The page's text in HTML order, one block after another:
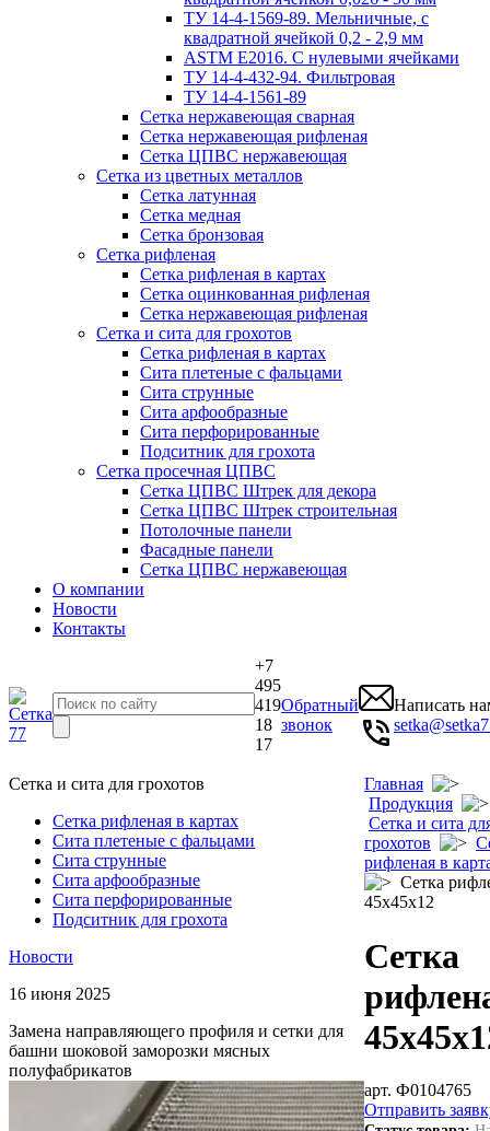
ТУ 14-4-1569-89. Мельничные, с
квадратной ячейкой 0,2 - 2,9 мм
ASTM E2016. С нулевыми ячейками
ТУ 14-4-432-94. Фильтровая
ТУ 14-4-1561-89
Сетка нержавеющая сварная
Сетка нержавеющая рифленая
Сетка ЦПВС нержавеющая
Сетка из цветных металлов
Сетка латунная
Сетка медная
Сетка бронзовая
Сетка рифленая
Сетка рифленая в картах
Сетка оцинкованная рифленая
Сетка нержавеющая рифленая
Сетка и сита для грохотов
Сетка рифленая в картах
Сита плетеные с фальцами
Сита струнные
Сита арфообразные
Сита перфорированные
Подситник для грохота
Сетка просечная ЦПВС
Сетка ЦПВС Штрек для декора
Сетка ЦПВС Штрек строительная
Потолочные панели
Фасадные панели
Сетка ЦПВС нержавеющая
О компании
Новости
Контакты
+7
495
419
18
17
Обратный
звонок
Написать
Сетка и сита для грохотов
Сетка рифленая в картах
Сита плетеные с фальцами
Сита струнные
Сита арфообразные
Сита перфорированные
Подситник для грохота
Новости
16 июня 2025
Замена направляющего профиля и сетки для
башни шоковой заморозки мясных
полуфабрикатов
Главная
Продукция
Сетка и сита
грохотов
рифленая в
Сетка
45х45х12
Сетка
арт. Ф0104765
Отправить